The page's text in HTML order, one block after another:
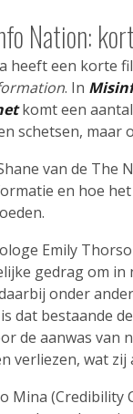
Nation:
heeft een korte
. In
komt een
schetsen, maar
van de The
en hoe
Emily
gedrag om in
onder
dat bestaande
de aanwas van
verliezen, wat
Mina